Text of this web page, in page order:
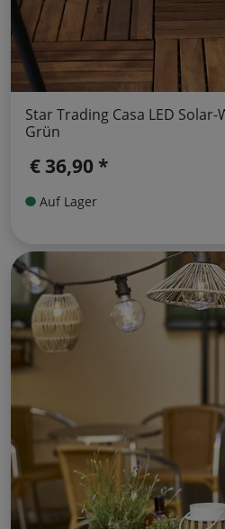
Star Trading Casa LED
Grün
€ 36,90 *
Auf Lager